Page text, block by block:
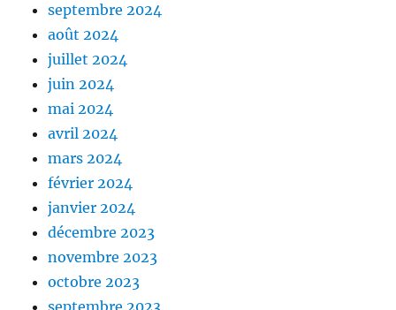
septembre 2024
août 2024
juillet 2024
juin 2024
mai 2024
avril 2024
mars 2024
février 2024
janvier 2024
décembre 2023
novembre 2023
octobre 2023